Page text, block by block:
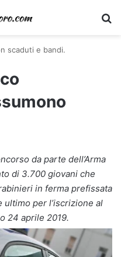
scaduti e bandi.
da parte dell’Arma
di 3.700 giovani che
in ferma prefissata
ultimo per l’iscrizione al
24 aprile 2019.